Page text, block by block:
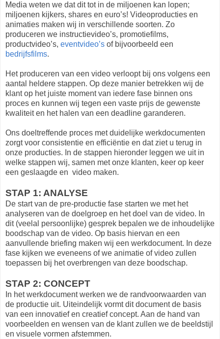
Media weten we dat dit tot in de miljoenen kan lopen;
miljoenen kijkers, shares en euro’s! Videoproducties en
animaties maken wij in verschillende soorten. Zo
produceren we instructievideo’s, promotiefilms,
productvideo’s, eventvideo’s of bijvoorbeeld een
bedrijfsfilms.
Het produceren van een video verloopt bij ons volgens een
aantal heldere stappen. Op deze manier betrekken wij de
klant op het juiste moment van iedere fase binnen ons
proces en kunnen wij tegen een vaste prijs de gewenste
kwaliteit en het halen van een deadline garanderen.
Ons doeltreffende proces met duidelijke werkdocumenten
zorgt voor consistentie en efficiëntie en dat ziet u terug in
onze producties. In de stappen hieronder leggen we uit in
welke stappen wij, samen met onze klanten, keer op keer
een geslaagde en video maken.
STAP 1: ANALYSE
De start van de pre-productie fase starten we met het
analyseren van de doelgroep en het doel van de video. In
dit (veelal persoonlijke) gesprek bepalen we de inhoudelijke
boodschap van de video. Op basis hiervan en een
aanvullende briefing maken wij een werkdocument. In deze
fase kijken we eveneens of we animatie of video zullen
toepassen bij het overbrengen van deze boodschap.
STAP 2: CONCEPT
In het werkdocument werken we de randvoorwaarden van
de productie uit. Uiteindelijk vormt dit document de basis
van een innovatief en creatief concept. Aan de hand van
voorbeelden en wensen van de klant zullen we de beeldstijl
en visuele vormen afstemmen.